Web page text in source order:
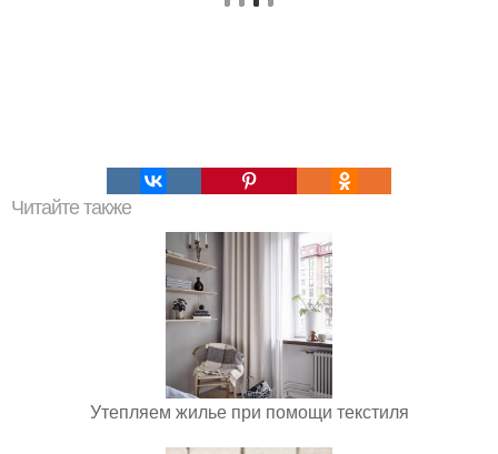
Читайте также
Утепляем жилье при помощи текстиля